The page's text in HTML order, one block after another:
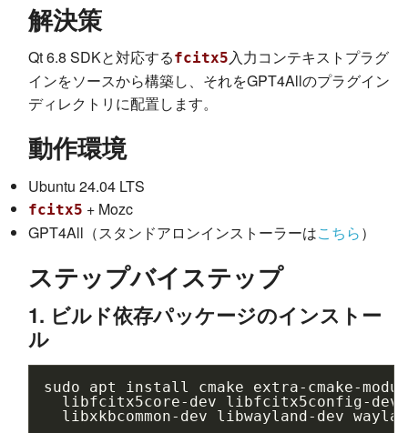
解決策
Qt 6.8 SDKと対応するfcitx5入力コンテキストプラグ
インをソースから構築し、それをGPT4Allのプラグイン
ディレクトリに配置します。
動作環境
Ubuntu 24.04 LTS
fcitx5 + Mozc
GPT4All（スタンドアロンインストーラーはこちら）
ステップバイステップ
1. ビルド依存パッケージのインストー
ル
sudo apt install cmake
extra-cmake-
libfcitx5core-dev
libfcitx5config-dev
libxkbcommon-dev
libwayland-dev